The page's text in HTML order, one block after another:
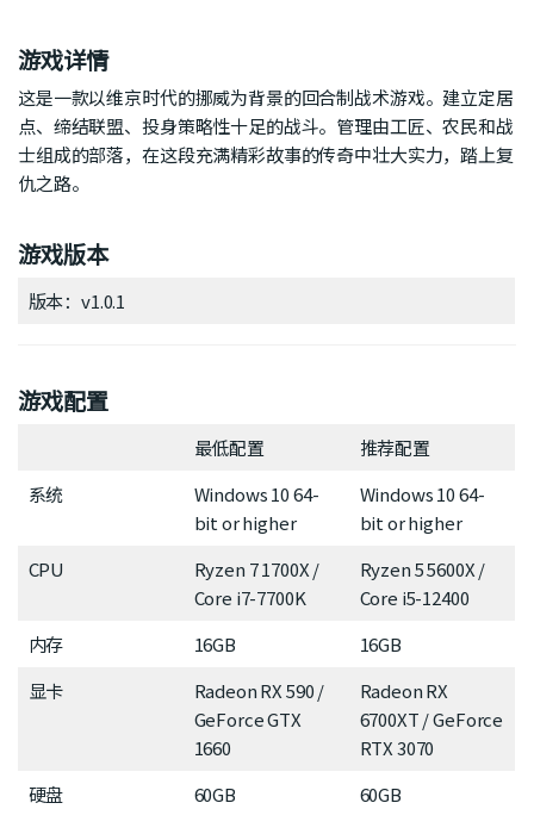
游戏详情
这是一款以维京时代的挪威为背景的回合制战术游戏。建立定居
点、缔结联盟、投身策略性十足的战斗。管理由工匠、农民和战
士组成的部落，在这段充满精彩故事的传奇中壮大实力，踏上复
仇之路。
游戏版本
版本：v1.0.1
游戏配置
最低配置
推荐配置
系统
Windows 10 64-
bit or higher
Windows 10 64-
bit or higher
CPU
Ryzen 7 1700X /
Core i7-7700K
Ryzen 5 5600X /
Core i5-12400
内存
16GB
16GB
显卡
Radeon RX 590 /
GeForce GTX
1660
Radeon RX
6700XT / GeForce
RTX 3070
硬盘
60GB 60GB